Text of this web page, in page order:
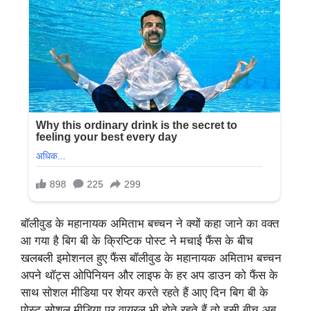
बॉलीवुड के महानायक अमिताभ बच्चन ने क्यों कहा जाने का वक्त
आ गया है बिग बी के क्रिप्टिक पोस्ट ने मचाई फैंस के बीच
खलबली इमोशनल हुए फैंस बॉलीवुड के महानायक अमिताभ बच्चन
अपने थॉट्स ओपिनियन और लाइफ के हर अप डाउन को फैंस के
साथ सोशल मीडिया पर शेयर करते रहते हैं आए दिन बिग बी के